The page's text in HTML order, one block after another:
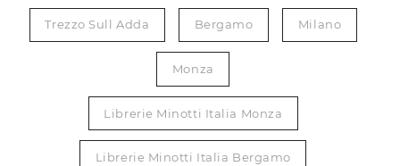
Trezzo Sull Adda Bergamo Milano
Monza
Librerie Minotti Italia Monza
Librerie Minotti Italia Bergamo